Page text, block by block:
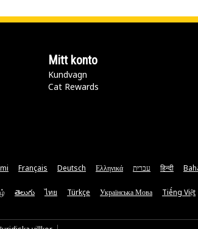
Mitt konto
Kundvagn
Cat Rewards
Français Deutsch Ελληνικά עברית हिन्दी
తెలుగు ไทย Türkçe Українська Мова Tiếng Việt